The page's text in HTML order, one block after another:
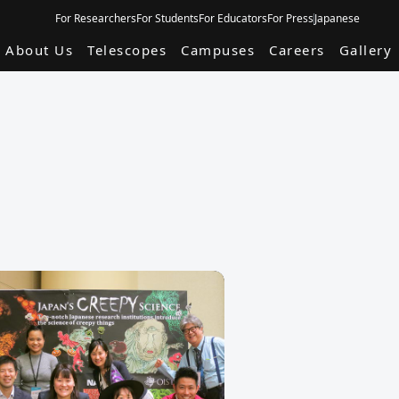
About Us Telescopes Campuses Careers Gallery
For ResearchersFor StudentsFor EducatorsFor PressJapanese